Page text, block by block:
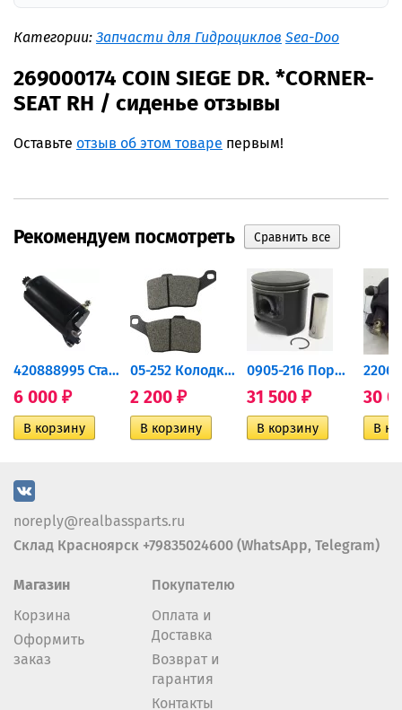
Категории: Запчасти для Гидроциклов Sea-Doo
269000174 COIN SIEGE DR. *CORNER-
SEAT RH / сиденье отзывы
Оставьте отзыв об этом товаре первым!
Рекомендуем посмотреть
420888995 Стартер для...
6 000 ₽
05-252 Колодки тормозные...
2 200 ₽
0905-216 Поршень Arctic Cat...
31 500 ₽ 30
noreply@realbassparts.ru
Склад Красноярск +79835024600 (WhatsApp, Telegram)
Магазин
Корзина
Оформить
заказ
Покупателю
Оплата и
Доставка
Возврат и
гарантия
Контакты